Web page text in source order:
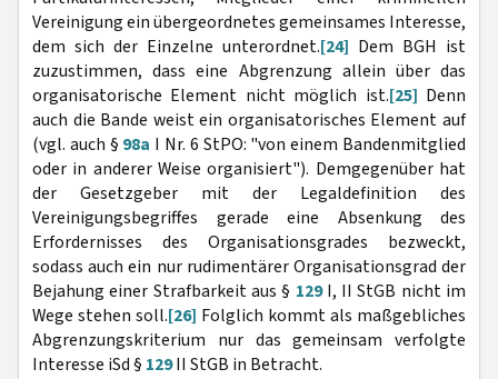
Vereinigung ein übergeordnetes gemeinsames Interesse,
dem sich der Einzelne unterordnet.[24] Dem BGH ist
zuzustimmen, dass eine Abgrenzung allein über das
organisatorische Element nicht möglich ist.[25] Denn
auch die Bande weist ein organisatorisches Element auf
(vgl. auch § 98a I Nr. 6 StPO: "von einem Bandenmitglied
oder in anderer Weise organisiert"). Demgegenüber hat
der Gesetzgeber mit der Legaldefinition des
Vereinigungsbegriffes gerade eine Absenkung des
Erfordernisses des Organisationsgrades bezweckt,
sodass auch ein nur rudimentärer Organisationsgrad der
Bejahung einer Strafbarkeit aus § 129I, II StGB nicht im
Wege stehen soll.[26] Folglich kommt als maßgebliches
Abgrenzungskriterium nur das gemeinsam verfolgte
Interesse iSd § 129II StGB in Betracht.